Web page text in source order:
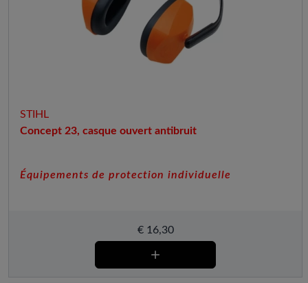
STIHL
Concept 23, casque ouvert antibruit
Équipements de protection individuelle
€16,30